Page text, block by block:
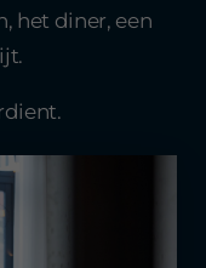
het diner, een